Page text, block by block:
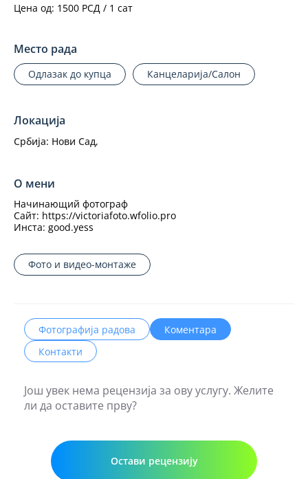
Цена од: 1500 РСД / 1 сат
Место рада
Одлазак до купца Канцеларија/Салон
Локација
Србија: Нови Сад,
О мени
Начинающий фотограф
Сайт: https://victoriafoto.wfolio.pro
Инста: good.yess
Фото и видео-монтаже
Фотографија радова
Коментара
Контакти
Још увек нема рецензиjа за ову услугу. Желите
ли да оставите прву?
Остави рецензију